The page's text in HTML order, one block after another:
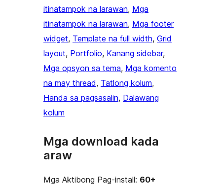
itinatampok na larawan, Mga
itinatampok na larawan, Mga footer
widget, Template na full width, Grid
layout, Portfolio, Kanang sidebar
Mga opsyon sa tema, Mga komento
na may thread, Tatlong kolum
Handa sa pagsasalin, Dalawang
kolum
Mga download kada
araw
Mga Aktibong Pag-install: 60+